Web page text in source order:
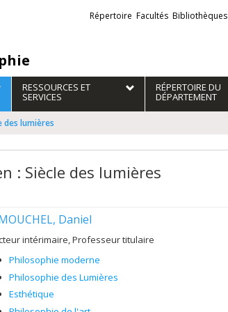
Liens
externes
Répertoire Facultés Bibliothèques
RESSOURCES ET
SERVICES
RÉPERTOIRE DU
DÉPARTEMENT
des lumières
: Siècle des lumières
Daniel
intérimaire, Professeur titulaire
Philosophie moderne
Philosophie des Lumières
Esthétique